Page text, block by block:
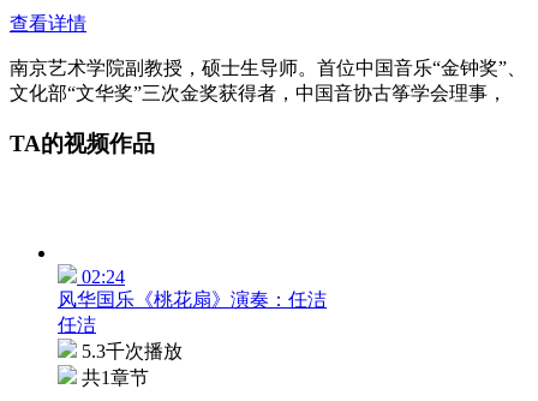
查看详情
南京艺术学院副教授，硕士生导师。首位中国音乐“金钟奖”、
文化部“文华奖”三次金奖获得者，中国音协古筝学会理事，
TA的视频作品
02:24
风华国乐《桃花扇》演奏：任洁
任洁
5.3千次播放
共1章节